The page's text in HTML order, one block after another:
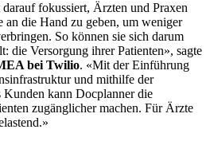
fokussiert, Ärzten und Praxen
an die Hand zu geben, um weniger
So können sie sich darum
die Versorgung ihrer Patienten», sagte
bei Twilio. «Mit der Einführung
und mithilfe der
Kunden kann Docplanner die
zugänglicher machen. Für Ärzte